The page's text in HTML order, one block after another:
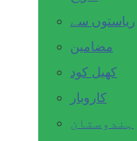
ریاستوں سے
مضامین
کھیل کود
کاروبار
ہندوستان